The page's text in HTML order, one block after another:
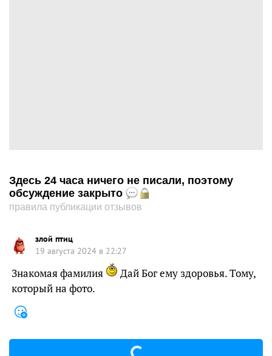
Здесь 24 часа ничего не писали, поэтому
обсуждение закрыто
правила публикации отзывов
злой птиц
19 августа 2024 в 22:27
Знакомая фамилия
Дай Бог ему здоровья. Тому,
который на фото.